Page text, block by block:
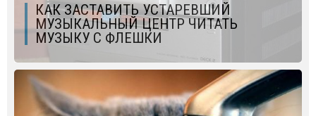
КАК ЗАСТАВИТЬ УСТАРЕВШИЙ
МУЗЫКАЛЬНЫЙ ЦЕНТР ЧИТАТЬ
МУЗЫКУ С ФЛЕШКИ